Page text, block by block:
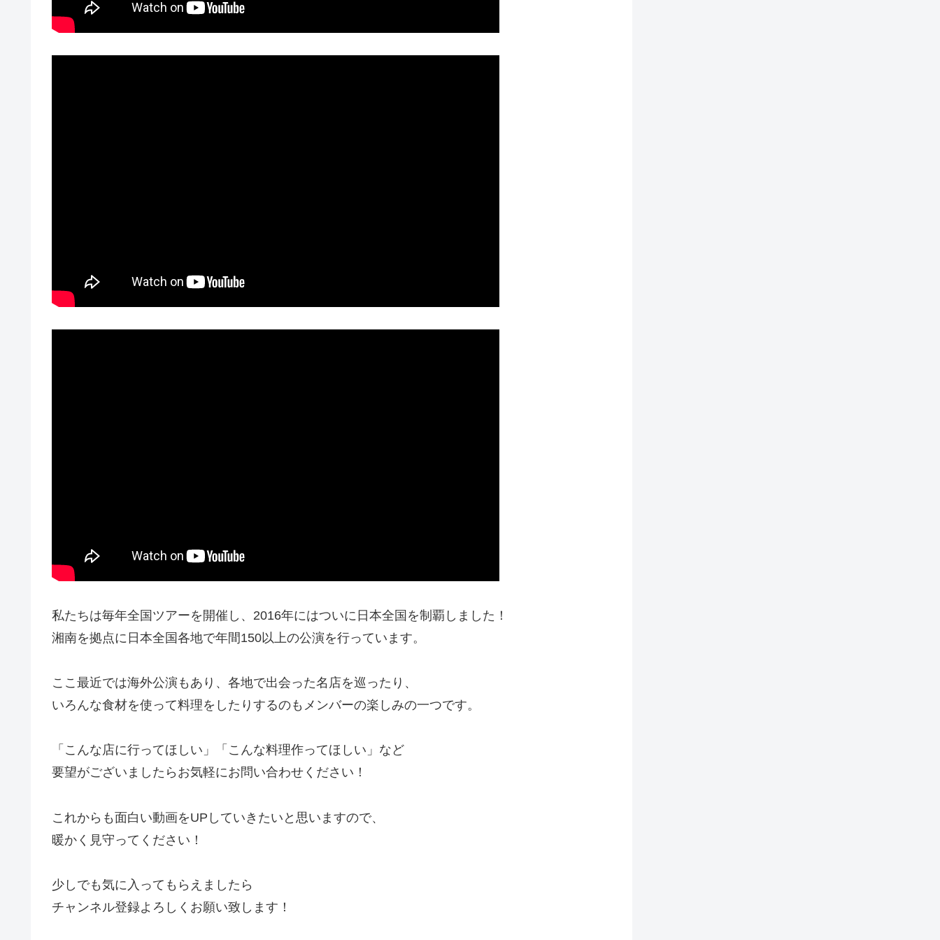
私たちは毎年全国ツアーを開催し、2016年にはついに日本全国を制覇しました！
湘南を拠点に日本全国各地で年間150以上の公演を行っています。
ここ最近では海外公演もあり、各地で出会った名店を巡ったり、
いろんな食材を使って料理をしたりするのもメンバーの楽しみの一つです。
「こんな店に行ってほしい」「こんな料理作ってほしい」など
要望がございましたらお気軽にお問い合わせください！
これからも面白い動画をUPしていきたいと思いますので、
暖かく見守ってください！
少しでも気に入ってもらえましたら
チャンネル登録よろしくお願い致します！